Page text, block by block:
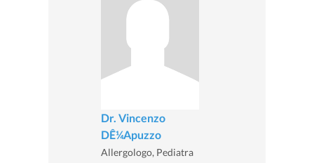
Dr. Vincenzo
DÊ¼Apuzzo
Allergologo, Pediatra